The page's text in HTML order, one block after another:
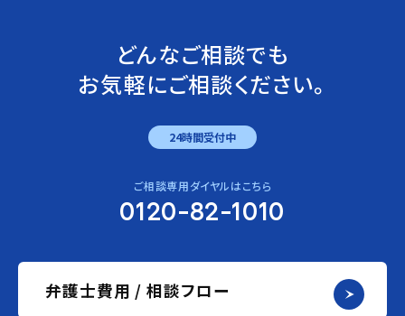
どんなご相談でも
お気軽にご相談ください。
24時間受付中
ご相談専用ダイヤルはこちら
0120-82-1010
弁護士費用 / 相談フロー